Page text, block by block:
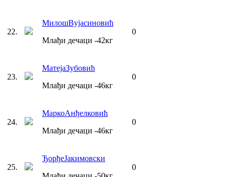
22.
МилошВујасиновић
Млађи дечаци -42кг
0
23.
МатејаЗубовић
Млађи дечаци -46кг
0
24.
МаркоАнђелковић
Млађи дечаци -46кг
0
25.
ЂорђеЈакимовски
0